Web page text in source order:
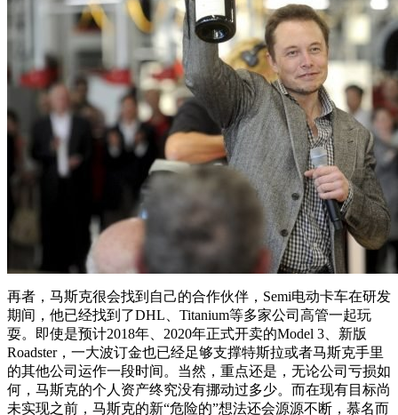
再者，马斯克很会找到自己的合作伙伴，Semi电动卡车在研发
期间，他已经找到了DHL、Titanium等多家公司高管一起玩
耍。即使是预计2018年、2020年正式开卖的Model 3、新版
Roadster，一大波订金也已经足够支撑特斯拉或者马斯克手里
的其他公司运作一段时间。当然，重点还是，无论公司亏损如
何，马斯克的个人资产终究没有挪动过多少。而在现有目标尚
未实现之前，马斯克的新“危险的”想法还会源源不断，慕名而